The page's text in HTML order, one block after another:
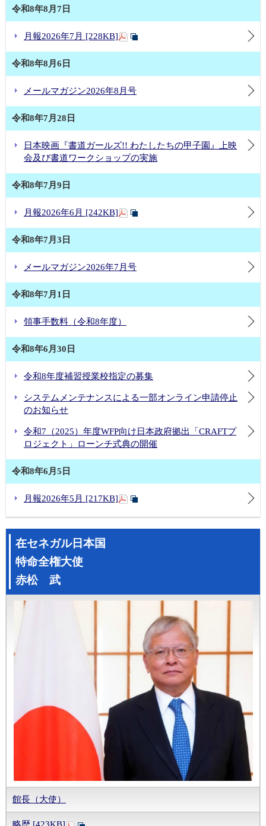
令和8年8月7日
月報2026年7月 [228KB]
令和8年8月6日
メールマガジン2026年8月号
令和8年7月28日
日本映画『書道ガールズ!! わたしたちの甲子園』上映
会及び書道ワークショップの実施
令和8年7月9日
月報2026年6月 [242KB]
令和8年7月3日
メールマガジン2026年7月号
令和8年7月1日
領事手数料（令和8年度）
令和8年6月30日
令和8年度補習授業校指定の募集
システムメンテナンスによる一部オンライン申請停止
のお知らせ
令和7（2025）年度WFP向け日本政府拠出「CRAFTプ
ロジェクト」ローンチ式典の開催
令和8年6月5日
月報2026年5月 [217KB]
在セネガル日本国
特命全権大使
赤松 武
館長（大使）
略歴 [423KB]